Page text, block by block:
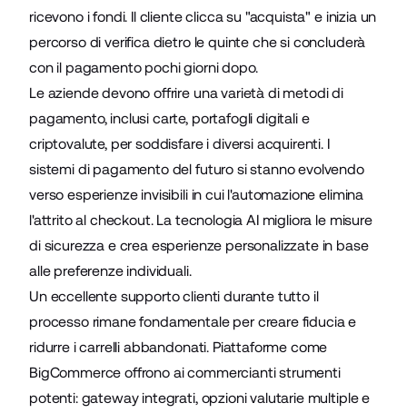
ricevono i fondi. Il cliente clicca su "acquista" e inizia un
percorso di verifica dietro le quinte che si concluderà
con il pagamento pochi giorni dopo.
Le aziende devono offrire una varietà di metodi di
pagamento, inclusi carte, portafogli digitali e
criptovalute, per soddisfare i diversi acquirenti. I
sistemi di pagamento del futuro si stanno evolvendo
verso esperienze invisibili in cui l'automazione elimina
l'attrito al checkout. La tecnologia AI migliora le misure
di sicurezza e crea esperienze personalizzate in base
alle preferenze individuali.
Un eccellente supporto clienti durante tutto il
processo rimane fondamentale per creare fiducia e
ridurre i carrelli abbandonati. Piattaforme come
BigCommerce offrono ai commercianti strumenti
potenti: gateway integrati, opzioni valutarie multiple e